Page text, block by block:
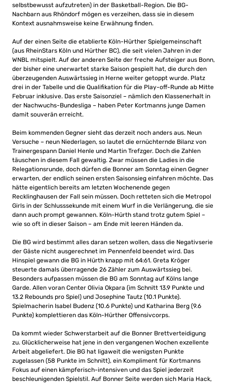
selbstbewusst aufzutreten) in der Basketball-Region. Die BG-
Nachbarn aus Rhöndorf mögen es verzeihen, dass sie in diesem
Kontext ausnahmsweise keine Erwähnung finden.
Auf der einen Seite die etablierte Köln-Hürther Spielgemeinschaft
(aus RheinStars Köln und Hürther BC), die seit vielen Jahren in der
WNBL mitspielt. Auf der anderen Seite der freche Aufsteiger aus Bonn,
der bisher eine unerwartet starke Saison gespielt hat, die durch den
überzeugenden Auswärtssieg in Herne weiter getoppt wurde. Platz
drei in der Tabelle und die Qualifikation für die Play-off-Runde ab Mitte
Februar inklusive. Das erste Saisonziel – nämlich den Klassenerhalt in
der Nachwuchs-Bundesliga – haben Peter Kortmanns junge Damen
damit souverän erreicht.
Beim kommenden Gegner sieht das derzeit noch anders aus. Neun
Versuche – neun Niederlagen, so lautet die ernüchternde Bilanz von
Trainergespann Daniel Henle und Martin Trefzger. Doch die Zahlen
täuschen in diesem Fall gewaltig. Zwar müssen die Ladies in die
Relegationsrunde, doch dürfen die Bonner am Sonntag einen Gegner
erwarten, der endlich seinen ersten Saisonsieg einfahren möchte. Das
hätte eigentlich bereits am letzten Wochenende gegen
Recklinghausen der Fall sein müssen. Doch retteten sich die Metropol
Girls in der Schlusssekunde mit einem Wurf in die Verlängerung, die sie
dann auch prompt gewannen. Köln-Hürth stand trotz gutem Spiel –
wie so oft in dieser Saison – am Ende mit leeren Händen da.
Die BG wird bestimmt alles daran setzen wollen, dass die Negativserie
der Gäste nicht ausgerechnet im Pennenfeld beendet wird. Das
Hinspiel gewann die BG in Hürth knapp mit 64:61. Greta Kröger
steuerte damals überragende 26 Zähler zum Auswärtssieg bei.
Besonders aufpassen müssen die BG am Sonntag auf Kölns lange
Garde. Allen voran Center Olivia Okpara (im Schnitt 13.9 Punkte und
13.2 Rebounds pro Spiel) und Josephine Tautz (10.1 Punkte).
Spielmacherin Isabel Budenz (10.6 Punkte) und Katharina Berg (9.6
Punkte) komplettieren das Köln-Hürther Offensivcorps.
Da kommt wieder Schwerstarbeit auf die Bonner Brettverteidigung
zu. Glücklicherweise hat jene in den vergangenen Wochen exzellente
Arbeit abgeliefert. Die BG hat ligaweit die wenigsten Punkte
zugelassen (58 Punkte im Schnitt), ein Kompliment für Kortmanns
Fokus auf einen kämpferisch-intensiven und das Spiel jederzeit
beschleunigenden Spielstil. Auf Bonner Seite werden sich Maria Hack,